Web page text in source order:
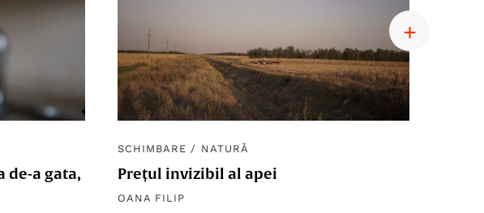
de-a gata,
SCHIMBARE / NATURĂ
Prețul invizibil al apei
OANA FILIP